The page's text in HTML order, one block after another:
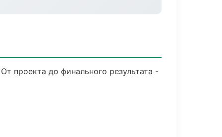
проекта до финального результата -